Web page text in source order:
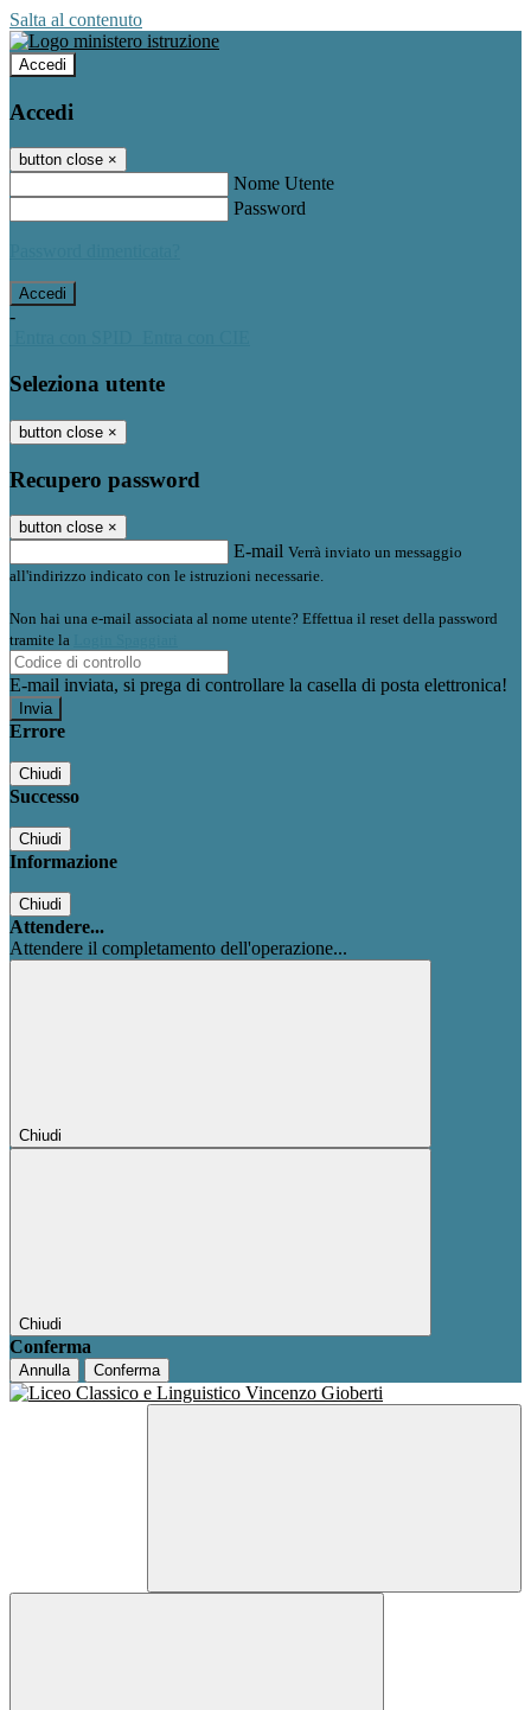
Salta al contenuto
Accedi
Accedi
button close ×
Nome Utente
Password
-
Seleziona utente
button close ×
Recupero password
button close ×
E-mail Verrà inviato un messaggio
all'indirizzo indicato con le istruzioni necessarie.
Non hai una e-mail associata al nome utente? Effettua il reset della password
tramite la
E-mail inviata, si prega di controllare la casella di posta elettronica!
Errore
Chiudi
Successo
Chiudi
Informazione
Chiudi
Attendere...
Attendere il completamento dell'operazione...
Chiudi
Chiudi
Conferma
Annulla Conferma